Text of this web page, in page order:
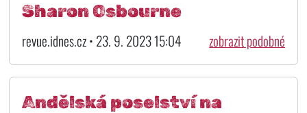
Sharon Osbourne
revue.idnes.cz • 23. 9. 2023 15:04 zobrazit podobné
Andělská poselství na